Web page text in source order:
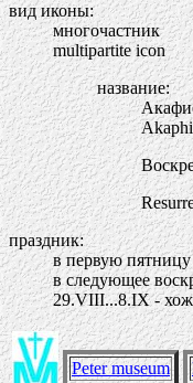
вид иконы:
многочастник
multipartite icon
название:
праздник:
в первую
в следующее
29.VIII...8.IХ -
Peter museum